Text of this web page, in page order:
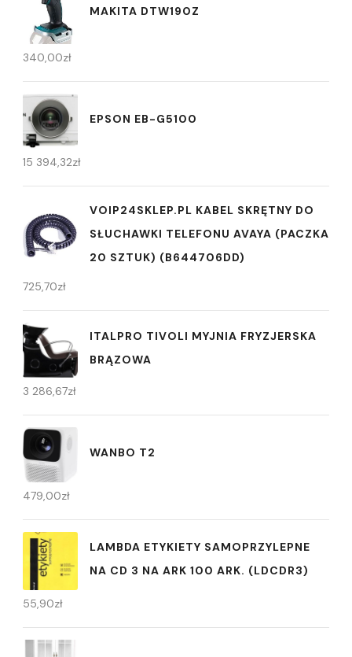
MAKITA DTW190Z
340,00zł
EPSON EB-G5100
15 394,32zł
VOIP24SKLEP.PL KABEL SKRĘTNY DO
SŁUCHAWKI TELEFONU AVAYA (PACZKA
20 SZTUK) (B644706DD)
725,70zł
ITALPRO TIVOLI MYJNIA FRYZJERSKA
BRĄZOWA
3 286,67zł
WANBO T2
479,00zł
LAMBDA ETYKIETY SAMOPRZYLEPNE
NA CD 3 NA ARK 100 ARK. (LDCDR3)
55,90zł